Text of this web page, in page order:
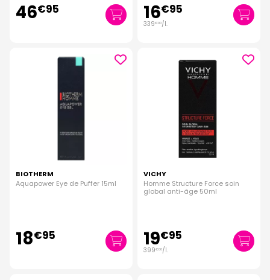
46€95 16€95
339€00/l.
BIOTHERM
Aquapower Eye de Puffer 15ml
18€95
VICHY
Homme Structure Force soin
global anti-âge 50ml
19€95
399€00/l.